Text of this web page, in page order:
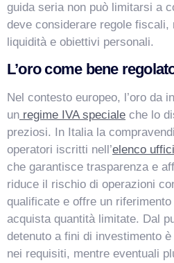
guida seria non può limitarsi a
deve considerare regole fiscali,
liquidità e obiettivi personali.
L’oro come bene
Nel contesto europeo, l’oro da
un regime IVA speciale che lo
preziosi. In Italia la
operatori iscritti nell’elenco
che garantisce trasparenza e
riduce il rischio di operazioni
qualificate e offre un
acquista quantità limitate. Dal
detenuto a fini di investimento
nei requisiti, mentre eventuali